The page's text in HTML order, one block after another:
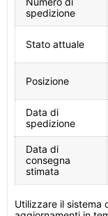
spedizione
Stato attuale
Posizione
Data di
spedizione
Data di
consegna
stimata
Utilizzare il sistema